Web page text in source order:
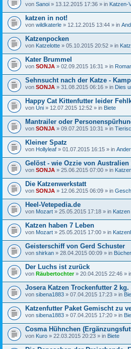
von Sanoi » 13.12.2015 17:36 » in Katzen-
katzen in not!
von wildkaterle » 12.12.2015 13:44 » in
Katzenpocken
von Katzelotte » 05.10.2015 20:52 » in
Kater Brummel
von SONJA » 02.09.2015 16:31 » in
Sehnsucht nach der Katze -
von SONJA » 31.08.2015 06:16 » in Dies
Happy Cat Kittenfutter leider
von Uni » 12.07.2015 12:52 » in Biete
Mantrailer oder
von SONJA » 09.07.2015 10:31 » in
Kleiner Spatz
von Hollyleaf » 01.07.2015 16:15 » in
Gelöst - wie Ozzie von
von SONJA » 25.06.2015 07:00 » in
Die Katzenwerkstatt
von SONJA » 12.06.2015 06:09 » in
Heel-Vetepedia.de
von Mozart » 25.05.2015 17:18 » in Katzen
Katzen haben 7 Leben
von Mozart » 25.05.2015 17:00 » in
Geisterschiff von Gerd Schuster
von shirkan » 28.04.2015 00:09 » in Bücher
Der Luchs ist zurück
von Räubertochter» 20.04.2015 22:46 »
Josera Katzen Trockenfutter 2
von sibena1883 » 07.04.2015 17:23 » in
Katzenfutter Paket Gemischt zu
von sibena1883 » 07.04.2015 17:20 » in
Cosma Hühnchen
von Kuro » 22.03.2015 20:23 » in Biete